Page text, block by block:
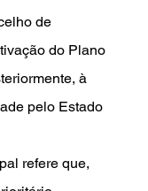
de
do Plano
à
pelo Estado
refere que,